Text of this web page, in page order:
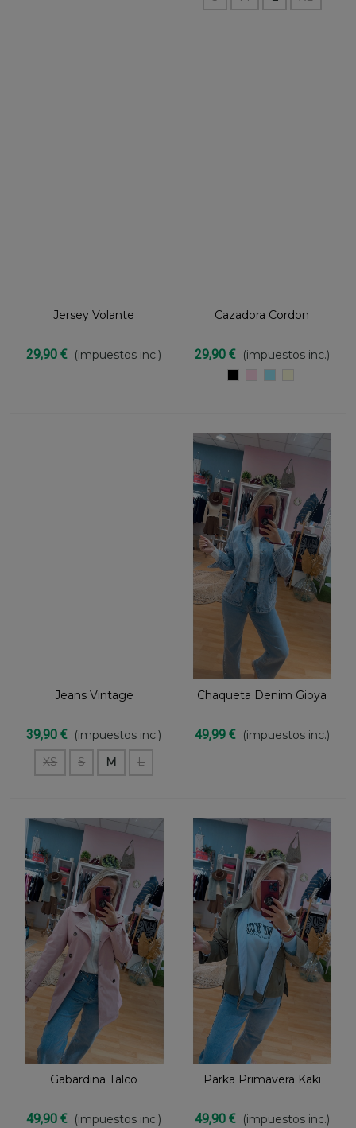
Jersey Volante
29,90 € (impuestos inc.)
Cazadora Cordon
29,90 € (impuestos inc.)
NEGRO
ROSAAZUL
Jeans Vintage
39,90 € (impuestos inc.)
XS
S M L
Chaqueta Denim Gioya
49,99 € (impuestos inc.)
Gabardina Talco
49,90 € (impuestos inc.)
Parka Primavera Kaki
49,90 € (impuestos inc.)